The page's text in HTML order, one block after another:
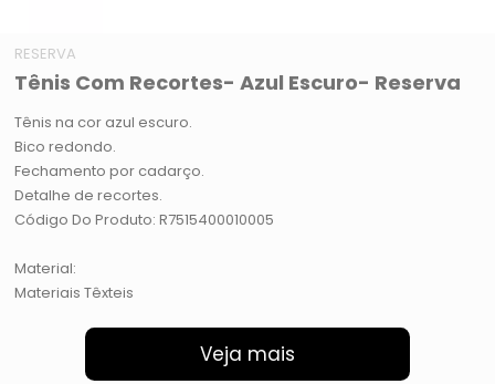
RESERVA
Tênis Com Recortes- Azul Escuro- Reserva
Tênis na cor azul escuro.
Bico redondo.
Fechamento por cadarço.
Detalhe de recortes.
Código Do Produto: R7515400010005
Material:
Materiais Têxteis
Veja mais